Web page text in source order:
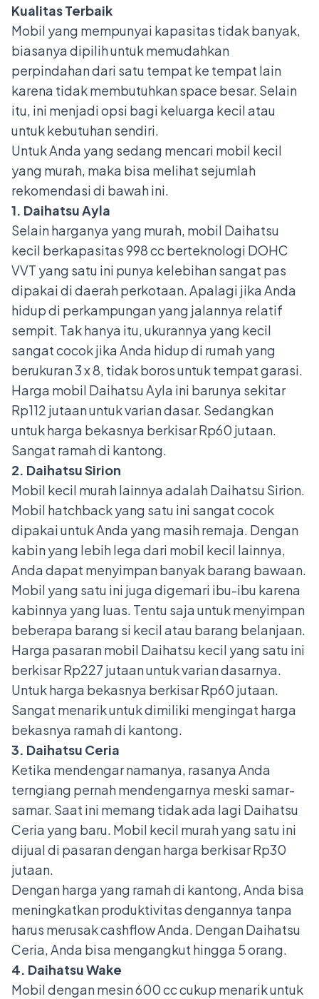
Kualitas Terbaik
Mobil yang mempunyai kapasitas tidak banyak,
biasanya dipilih untuk memudahkan
perpindahan dari satu tempat ke tempat lain
karena tidak membutuhkan space besar. Selain
itu, ini menjadi opsi bagi keluarga kecil atau
untuk kebutuhan sendiri.
Untuk Anda yang sedang mencari mobil kecil
yang murah, maka bisa melihat sejumlah
rekomendasi di bawah ini.
1. Daihatsu Ayla
Selain harganya yang murah, mobil Daihatsu
kecil berkapasitas 998 cc berteknologi DOHC
VVT yang satu ini punya kelebihan sangat pas
dipakai di daerah perkotaan. Apalagi jika Anda
hidup di perkampungan yang jalannya relatif
sempit. Tak hanya itu, ukurannya yang kecil
sangat cocok jika Anda hidup di rumah yang
berukuran 3 x 8, tidak boros untuk tempat garasi.
Harga mobil Daihatsu Ayla ini barunya sekitar
Rp112 jutaan untuk varian dasar. Sedangkan
untuk harga bekasnya berkisar Rp60 jutaan.
Sangat ramah di kantong.
2. Daihatsu Sirion
Mobil kecil murah lainnya adalahDaihatsu Sirion.
Mobil hatchback yang satu ini sangat cocok
dipakai untuk Anda yang masih remaja. Dengan
kabin yang lebih lega dari mobil kecil lainnya,
Anda dapat menyimpan banyak barang bawaan.
Mobil yang satu ini juga digemari ibu-ibu karena
kabinnya yang luas. Tentu saja untuk menyimpan
beberapa barang si kecil atau barang belanjaan.
Harga pasaran mobil Daihatsu kecil yang satu ini
berkisar Rp227 jutaan untuk varian dasarnya.
Untuk harga bekasnya berkisar Rp60 jutaan.
Sangat menarik untuk dimiliki mengingat harga
bekasnya ramah di kantong.
3. Daihatsu Ceria
Ketika mendengar namanya, rasanya Anda
terngiang pernah mendengarnya meski samar-
samar. Saat ini memang tidak ada lagi Daihatsu
Ceria yang baru. Mobil kecil murah yang satu ini
dijual di pasaran dengan harga berkisar Rp30
jutaan.
Dengan harga yang ramah di kantong, Anda bisa
meningkatkan produktivitas dengannya tanpa
harus merusak cashflow Anda. Dengan Daihatsu
Ceria, Anda bisa mengangkut hingga 5 orang.
4. Daihatsu Wake
Mobil dengan mesin 600 cc cukup menarik untuk